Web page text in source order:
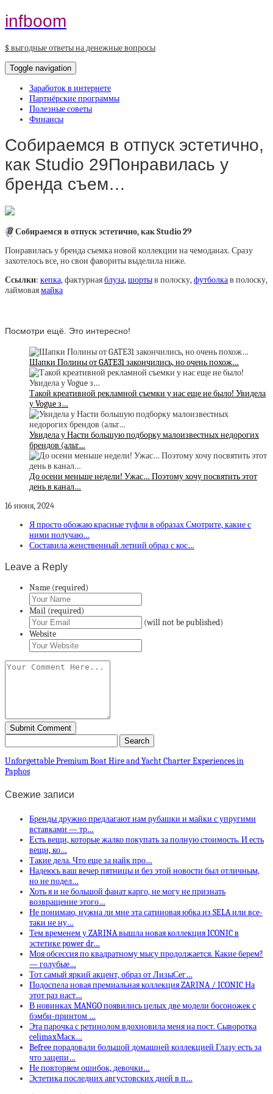
infboom
$ выгодные ответы на денежные вопросы
Toggle navigation
Заработок в интернете
Партнёрские программы
Полезные советы
Финансы
Собираемся в отпуск эстетично,
как Studio 29Понравилась у
бренда съем…
📎Собираемся в отпуск эстетично, как Studio 29
Понравилась у бренда съемка новой коллекции на чемоданах. Сразу
захотелось все, но свои фавориты выделила ниже.
Ссылки: кепка,фактурнаяблуза,шортыв полоску,футболкав полоску,
лаймоваямайка
Посмотри ещё. Это интересно!
Шапки Полины от GATE31 закончились, но очень похож…
Такой креативной рекламной съемки у нас еще не было! Увидела
у Vogue з…
Увидела у Насти большую подборку малоизвестных недорогих
брендов (альт…
До осени меньше недели! Ужас… Поэтому хочу посвятить этот
день в канал…
16 июня, 2024
Я просто обожаю красные туфли в образах Смотрите, какие с
ними получаю…
Составила женственный летний образ с кос…
Leave a Reply
Name (required)
Mail (required)
(will not be published)
Website
Unforgettable Premium Boat Hire and Yacht Charter Experiences in
Paphos
Свежие записи
Бренды дружно предлагают нам рубашки и майки с упругими
вставками — тр…
Есть вещи, которые жалко покупать за полную стоимость. И есть
вещи, ко…
Такие дела. Что еще за найк про…
Надеюсь ваш вечер пятницы и без этой новости был отличным,
но не подел…
Хоть я и не большой фанат карго, не могу не признать
возвращение этого…
Не понимаю, нужна ли мне эта сатиновая юбка из SELA или все-
таки не ну…
Тем временем у ZARINA вышла новая коллекция ICONIC в
эстетике power dr…
Моя обсессия по квадратному мысу продолжается. Какие берем?
— голубые…
Тот самый яркий акцент, образ от ЛизыСег…
Подоспела новая премиальная коллекция ZARINA / ICONIC На
этот раз наст…
В новинках MANGO появились целых две модели босоножек с
бэмби-принтом …
Эта парочка с ретинолом вдохновила меня на пост. Сыворотка
celimaxМаск…
Befree порадовали большой домашней коллекцией Глазу есть за
что зацепи…
Не повторяем ошибок, девочки…
Эстетика последних августовских дней в п…